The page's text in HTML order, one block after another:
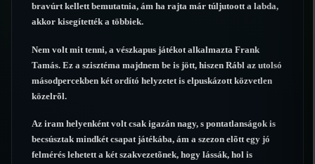
bravúrt kellett bemutatnia, ám ha rajta már túljutoott a labda,
akkor kisegítették a többiek.
Nem volt mit tenni, a vészkapus játékot alkalmazta Frank
Tamás. Ez a szisztéma majdnem be is jött, hiszen Rábl az utolsó
másodpercekben két ordító helyzetet is elpuskázott közvetlen
közelrõl.
Az iram helyenként volt csak igazán nagy, s pontatlanságok is
becsúsztak mindkét csapat játékába, ám a szezon elõtt egy jó
felmérés lehetett a két szakvezetõnek, hogy lássák, hol is